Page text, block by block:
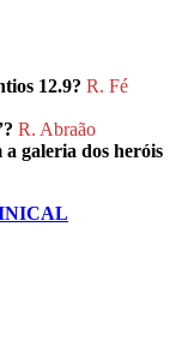
12.9? R. Fé
R. Abraão
galeria dos heróis